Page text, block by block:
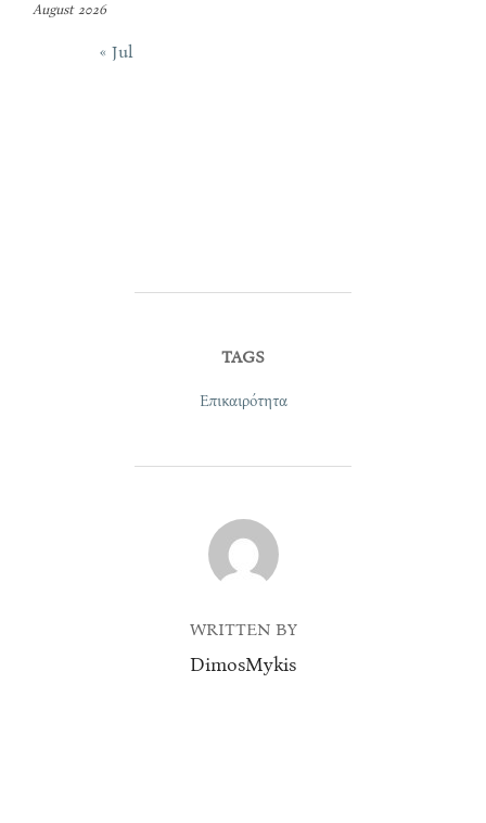
August 2026
« Jul
TAGS
Επικαιρότητα
POST AUTHOR
WRITTEN BY
DimosMykis